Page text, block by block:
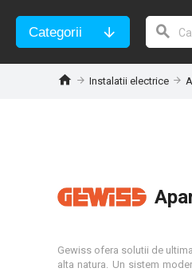
Categorii
Instalatii electrice
Gewiss ofera solutii de
alta natura. Un sistem